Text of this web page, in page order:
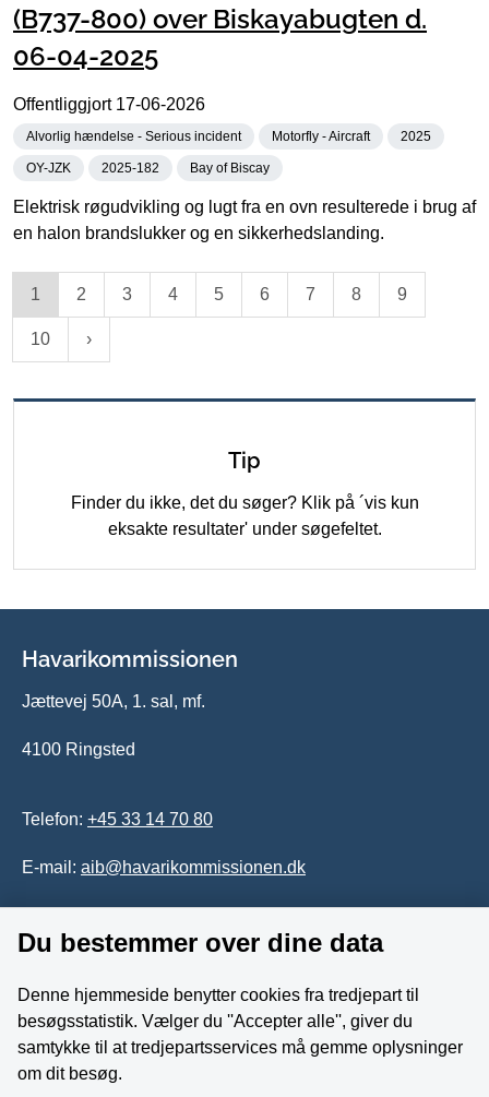
(B737-800) over Biskayabugten d.
06-04-2025
Offentliggjort 17-06-2026
Alvorlig hændelse - Serious incident Motorfly - Aircraft 2025
OY-JZK 2025-182 Bay of Biscay
Elektrisk røgudvikling og lugt fra en ovn resulterede i brug af
en halon brandslukker og en sikkerhedslanding.
1 2 3 4 5 6 7 8 9
10
Tip
Finder du ikke, det du søger? Klik på ´vis kun
eksakte resultater' under søgefeltet.
Havarikommissionen
Jættevej 50A, 1. sal, mf.
4100 Ringsted
Telefon: +45 33 14 70 80
E-mail: aib@havarikommissionen.dk
Tilgængelighedserklæring
Whistleblowerordning
Følg os på YouTube
Du bestemmer over dine data
Denne hjemmeside benytter cookies fra tredjepart til
besøgsstatistik. Vælger du ''Accepter alle'', giver du
samtykke til at tredjepartsservices må gemme oplysninger
om dit besøg.